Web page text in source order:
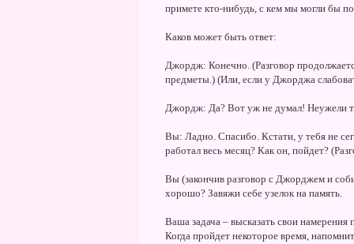
примете кто-нибудь, с кем мы могли бы
Каков может быть ответ:
Джордж: Конечно. (Разговор
предметы.) (Или, если у Джорджа
Джордж: Да? Вот уж не думал! Неужели
Вы: Ладно. Спасибо. Кстати, у тебя не
работал весь месяц? Как он, пойдет?
Вы (закончив разговор с Джорджем и
хорошо? Завяжи себе узелок на память.
Ваша задача – высказать свои
Когда пройдет некоторое время,